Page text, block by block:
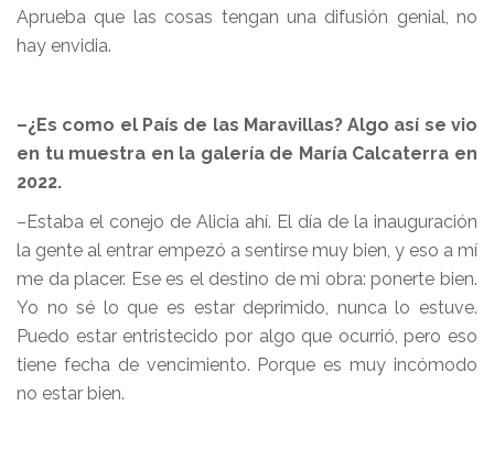
Aprueba que las cosas tengan una difusión genial, no
hay envidia.
–¿Es como el País de las Maravillas? Algo así se vio
en tu muestra en la galería de María Calcaterra en
2022.
–Estaba el conejo de Alicia ahí. El día de la inauguración
la gente al entrar empezó a sentirse muy bien, y eso a mí
me da placer. Ese es el destino de mi obra: ponerte bien.
Yo no sé lo que es estar deprimido, nunca lo estuve.
Puedo estar entristecido por algo que ocurrió, pero eso
tiene fecha de vencimiento. Porque es muy incómodo
no estar bien.